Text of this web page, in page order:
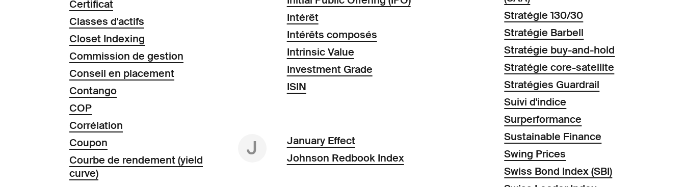
Certificat
Classes d'actifs
Closet Indexing
Commission de gestion
Conseil en placement
Contango
COP
Corrélation
Coupon
Courbe de rendement (yield
curve)
Intérêt
Intérêts composés
Intrinsic Value
Investment Grade
ISIN
J
January Effect
Johnson Redbook Index
Stratégie 130/30
Stratégie Barbell
Stratégie buy-and-hold
Stratégie core-satellite
Stratégies Guardrail
Suivi d'indice
Surperformance
Sustainable Finance
Swing Prices
Swiss Bond Index (SBI)